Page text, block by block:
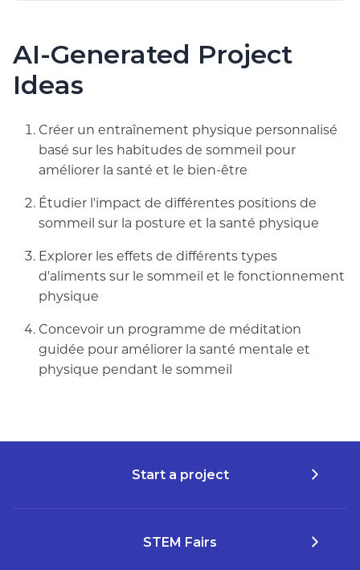
AI-Generated Project
Ideas
Créer un entraînement physique personnalisé
basé sur les habitudes de sommeil pour
améliorer la santé et le bien-être
Étudier l'impact de différentes positions de
sommeil sur la posture et la santé physique
Explorer les effets de différents types
d'aliments sur le sommeil et le fonctionnement
physique
Concevoir un programme de méditation
guidée pour améliorer la santé mentale et
physique pendant le sommeil
Start a project
STEM Fairs